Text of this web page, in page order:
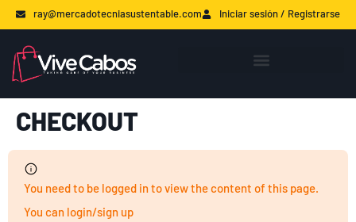
ray@mercadotecniasustentable.com Iniciar sesión / Registrarse
CHECKOUT
You need to be logged in to view the content of this page.
You can login/sign up